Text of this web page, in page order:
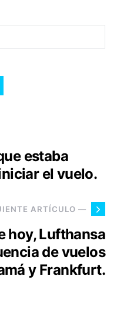
estaba
el vuelo.
ARTÍCULO —
hoy, Lufthansa
de vuelos
y Frankfurt.